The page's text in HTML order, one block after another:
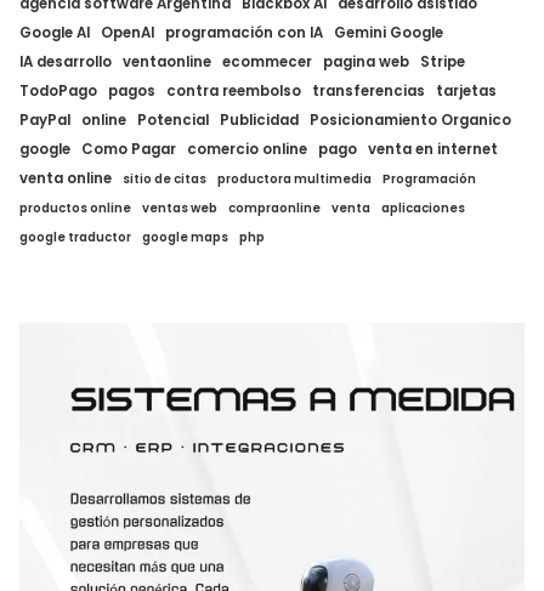
Google AI
OpenAI programación con IA
Gemini Google
IA desarrollo ventaonline ecommecer pagina web
Stripe
TodoPago
pagos contra reembolso transferencias
tarjetas
PayPal
online Potencial Publicidad
Posicionamiento Organico
google
Como Pagar comercio online pago venta en internet
venta online
sitio de citas productora multimedia Programación
productos online ventas web compraonline venta aplicaciones
google traductor google maps php